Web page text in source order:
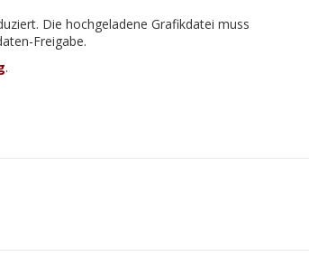
Die hochgeladene Grafikdatei muss
Freigabe.
.